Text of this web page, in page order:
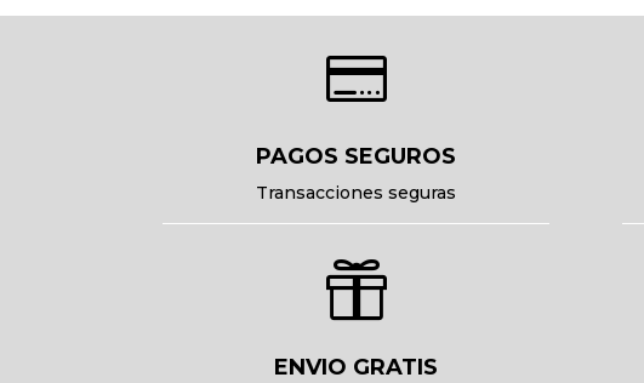

PAGOS SEGUROS
Transacciones seguras

ENVIO GRATIS